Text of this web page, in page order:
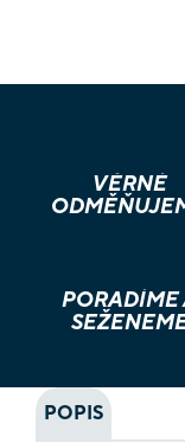
VĚRNÉ
PORADÍME
POPIS